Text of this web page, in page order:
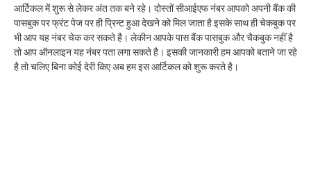
आर्टिकल में शुरू से लेकर अंत तक बने रहे। दोस्तों सीआईएफ नंबर आपको अपनी बैंक की
पासबुक पर फ्रंट पेज पर ही प्रिन्ट हुआ देखने को मिल जाता है इसके साथ ही चेकबुक पर
भी आप यह नंबर चेक कर सकते है। लेकीन आपके पास बैंक पासबुक और चैकबुक नहीं है
तो आप ऑनलाइन यह नंबर पता लगा सकते है। इसकी जानकारी हम आपको बताने जा रहे
है तो चलिए बिना कोई देरी किए अब हम इस आर्टिकल को शुरू करते है।